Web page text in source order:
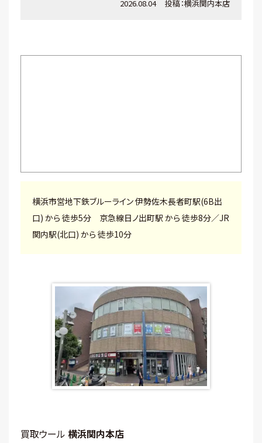
2026.08.04 投稿：横浜関内本店
横浜市営地下鉄ブルーライン 伊勢佐木長者町駅(6B出
口) から 徒歩5分 京急線日ノ出町駅 から 徒歩8分／JR
関内駅(北口) から 徒歩10分
買取ウール 横浜関内本店